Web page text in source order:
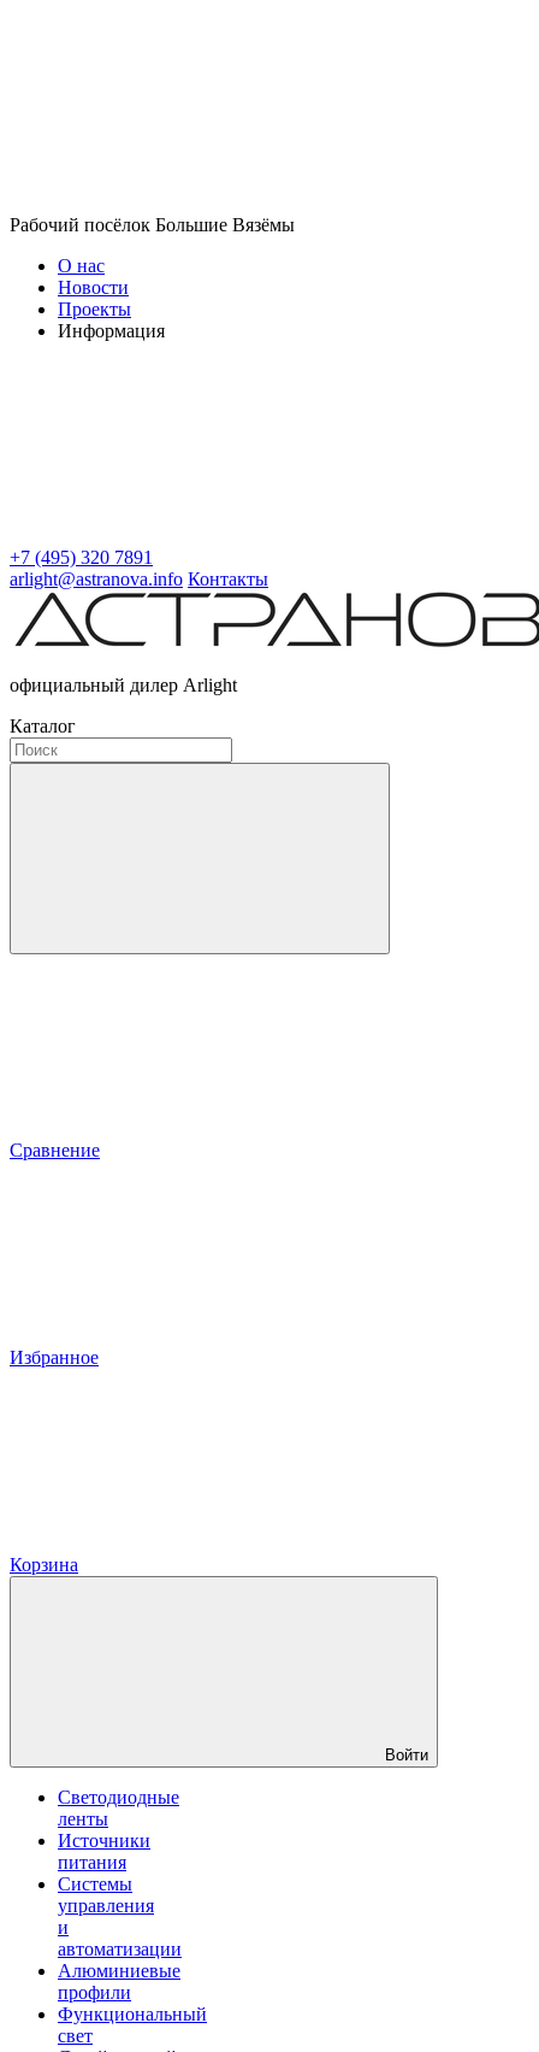
Рабочий посёлок Большие Вязёмы
О нас
Новости
Проекты
Информация
+7 (495) 320 7891
arlight@astranova.info Контакты
официальный дилер Arlight
Каталог
Сравнение
Избранное
Корзина
Войти
Светодиодные
ленты
Источники
питания
Системы
управления
и
автоматизации
Алюминиевые
профили
Функциональный
свет